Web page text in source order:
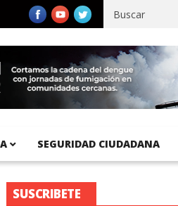
Pacífico registra 92 % de avance
SEGURIDAD CIUDADANA
SUSCRIBETE